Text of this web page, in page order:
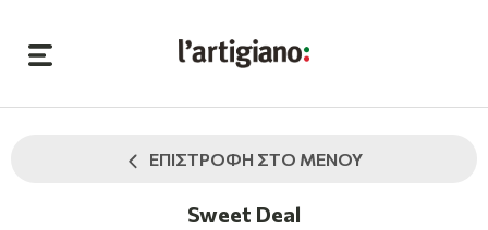
ΕΠΙΣΤΡΟΦΗ ΣΤΟ ΜΕΝΟΥ
Sweet Deal